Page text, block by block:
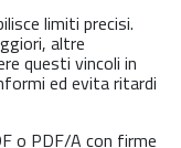
limiti precisi.
altre
questi vincoli in
ed evita ritardi
o PDF/A con firme